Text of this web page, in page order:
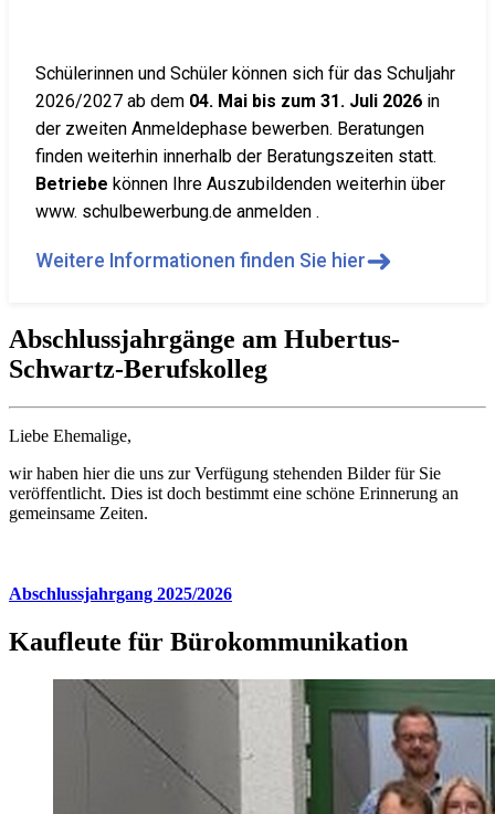
Schülerinnen und Schüler können sich für das Schuljahr
2026/2027 ab dem 04. Mai bis zum 31. Juli 2026 in
der zweiten Anmeldephase bewerben. Beratungen
finden weiterhin innerhalb der Beratungszeiten statt.
Betriebe können Ihre Auszubildenden weiterhin über
www. schulbewerbung.de anmelden .
Weitere Informationen finden Sie hier➜
Abschlussjahrgänge am Hubertus-
Schwartz-Berufskolleg
Liebe Ehemalige,
wir haben hier die uns zur Verfügung stehenden Bilder für Sie
veröffentlicht. Dies ist doch bestimmt eine schöne Erinnerung an
gemeinsame Zeiten.
Abschlussjahrgang 2025/2026
Kaufleute für Bürokommunikation